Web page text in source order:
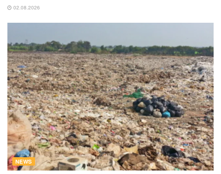
02.08.2026
NEWS